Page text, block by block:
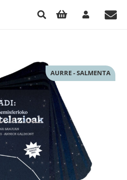
AURRE - SALMENTA